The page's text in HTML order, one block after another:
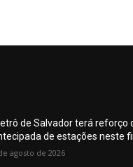
de Salvador terá reforço
de estações neste
agosto de 2026